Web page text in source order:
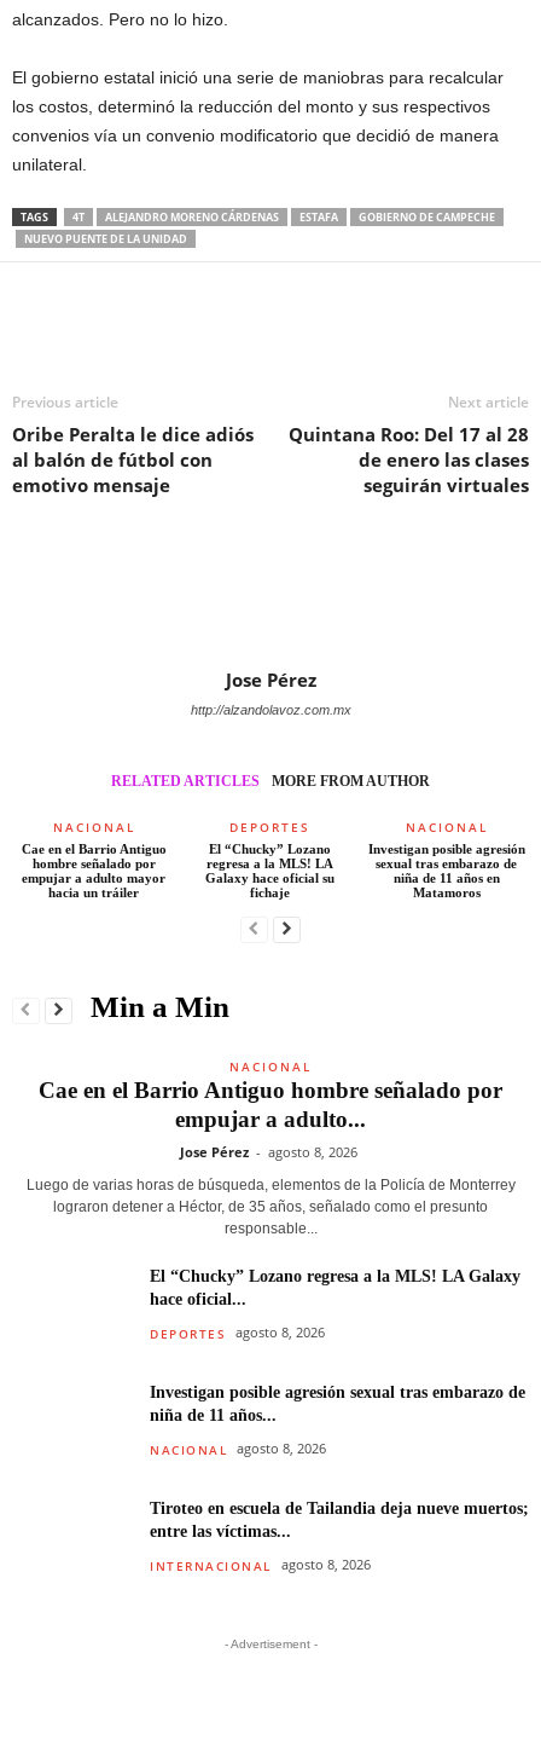
alcanzados. Pero no lo hizo.
El gobierno estatal inició una serie de maniobras para recalcular
los costos, determinó la reducción del monto y sus respectivos
convenios vía un convenio modificatorio que decidió de manera
unilateral.
TAGS 4T ALEJANDRO MORENO CÁRDENAS ESTAFA
GOBIERNO DE CAMPECHE
NUEVO PUENTE DE LA UNIDAD
Previous article
Oribe Peralta le dice adiós
al balón de fútbol con
emotivo mensaje
Next article
Quintana Roo: Del 17 al 28
de enero las clases
seguirán virtuales
Jose Pérez
http://alzandolavoz.com.mx
RELATED ARTICLES MORE FROM AUTHOR
NACIONAL
Cae en el Barrio Antiguo
hombre señalado por
empujar a adulto mayor
hacia un tráiler
DEPORTES
El “Chucky” Lozano
regresa a la MLS! LA
Galaxy hace oficial su
fichaje
NACIONAL
Investigan posible agresión
sexual tras embarazo de
niña de 11 años en
Matamoros
Min a Min
NACIONAL
Cae en el Barrio Antiguo hombre señalado por
empujar a adulto...
Jose Pérez - agosto 8, 2026
Luego de varias horas de búsqueda, elementos de la Policía de Monterrey
lograron detener a Héctor, de 35 años, señalado como el presunto
responsable...
El “Chucky” Lozano regresa a la MLS! LA Galaxy
hace oficial...
DEPORTES agosto 8, 2026
Investigan posible agresión sexual tras embarazo de
niña de 11 años...
NACIONAL agosto 8, 2026
Tiroteo en escuela de Tailandia deja nueve muertos;
entre las víctimas...
INTERNACIONAL agosto 8, 2026
- Advertisement -